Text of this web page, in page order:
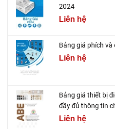
2024
Liên hệ
Bảng giá phích và
Liên hệ
Bảng giá thiết bị
đầy đủ thông tin
Liên hệ